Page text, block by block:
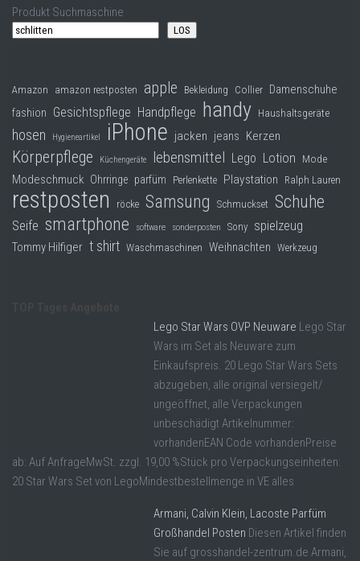
Produkt Suchmaschine
LOS
Amazon amazon restposten apple Bekleidung Collier Damenschuhe
fashion Gesichtspflege Handpflege handy Haushaltsgeräte
hosen Hygieneartikel iPhone jacken jeans Kerzen
Körperpflege Küchengeräte lebensmittel Lego Lotion Mode
Modeschmuck Ohrringe parfüm Perlenkette Playstation Ralph Lauren
restposten röcke Samsung Schmuckset Schuhe
Seife smartphone software sonderposten Sony spielzeug
Tommy Hilfiger t shirt Waschmaschinen Weihnachten Werkzeug
Lego Star Wars OVP Neuware Lego Star
Wars im Set als Neuware zum
Einkaufspreis. 20 Lego Star Wars Sets
abzugeben, alle original versiegelt/
ungeöffnet, alle Verpackungen
unbeschädigt Artikelnummer:
vorhandenEAN Code vorhandenPreise
ab: Auf AnfrageMwSt. zzgl. 19,00 %Stück pro Verpackungseinheiten:
20 Star Wars Set von LegoMindestbestellmenge in VE alles
Armani, Calvin Klein, Lacoste Parfüm
Großhandel Posten Diesen Artikel finden
Sie auf grosshandel-zentrum.de Armani,